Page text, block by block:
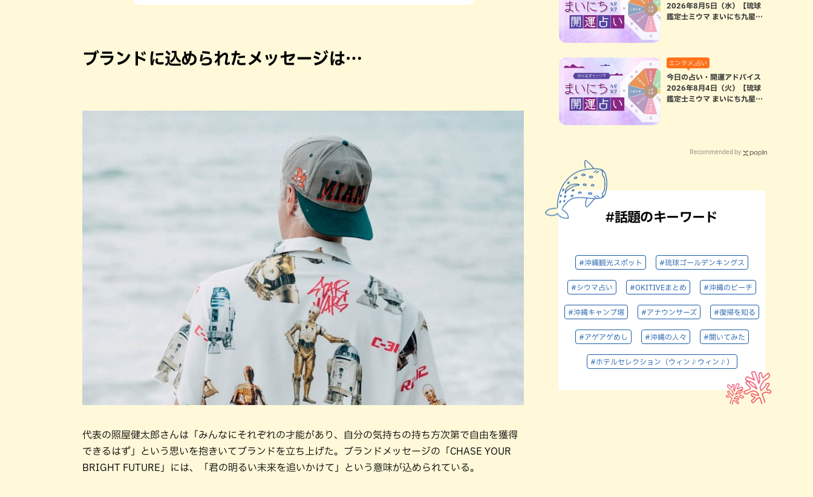
ブランドに込められたメッセージは…
代表の照屋健太郎さんは「みんなにそれぞれの才能があり、自分の気持ちの持ち方次第で自由を獲得
できるはず」という思いを抱きいてブランドを立ち上げた。ブランドメッセージの「CHASE YOUR
BRIGHT FUTURE」には、「君の明るい未来を追いかけて」という意味が込められている。
2026年8月5日（水）【琉球
鑑定士ミウマ まいにち九星気
エンタメ,占い
今日の占い・開運アドバイス
2026年8月4日（火）【琉球
鑑定士ミウマ まいにち九星気
Recommended by
#話題のキーワード
#沖縄観光スポット #琉球ゴールデンキングス
#シウマ占い #OKITIVEまとめ #沖縄のビーチ
#沖縄キャンプ場 #アナウンサーズ #復帰を知る
#アゲアゲめし #沖縄の人々 #聞いてみた
#ホテルセレクション（ウィン♪ウィン♪）